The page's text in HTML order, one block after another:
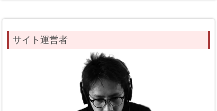
サイト運営者